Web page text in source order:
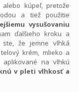
kúpeľ, pretože
a tiež použitie
vysušovaniu
ďalšieho kroku a
že jemne vlhká
krém, mlieko a
aplikované na vlhkú
v pleti vlhkosť a